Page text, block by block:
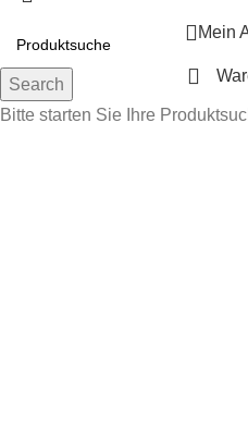
Search
Bitte starten Sie Ihre
Mein